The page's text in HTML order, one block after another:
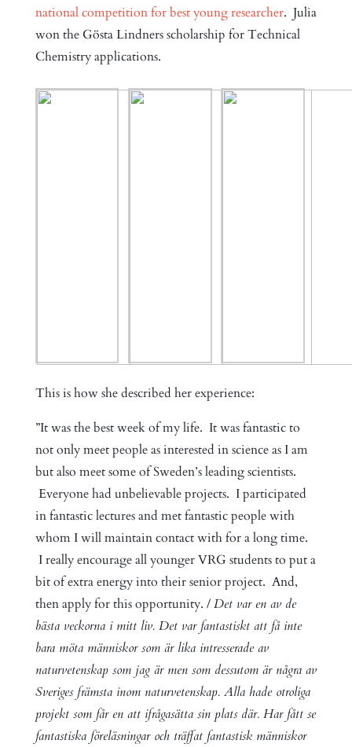
national competition for best young researcher. Julia
won the Gösta Lindners scholarship for Technical
Chemistry applications.
This is how she described her experience:
”It was the best week of my life. It was fantastic to
not only meet people as interested in science as I am
but also meet some of Sweden’s leading scientists.
Everyone had unbelievable projects. I participated
in fantastic lectures and met fantastic people with
whom I will maintain contact with for a long time.
I really encourage all younger VRG students to put a
bit of extra energy into their senior project. And,
then apply for this opportunity. /Det var en av de
bästa veckorna i mitt liv. Det var fantastiskt att få inte
bara möta människor som är lika intresserade av
naturvetenskap som jag är men som dessutom är några av
Sveriges främsta inom naturvetenskap. Alla hade otroliga
projekt som får en att ifrågasätta sin plats där. Har fått se
fantastiska föreläsningar och träffat fantastisk människor